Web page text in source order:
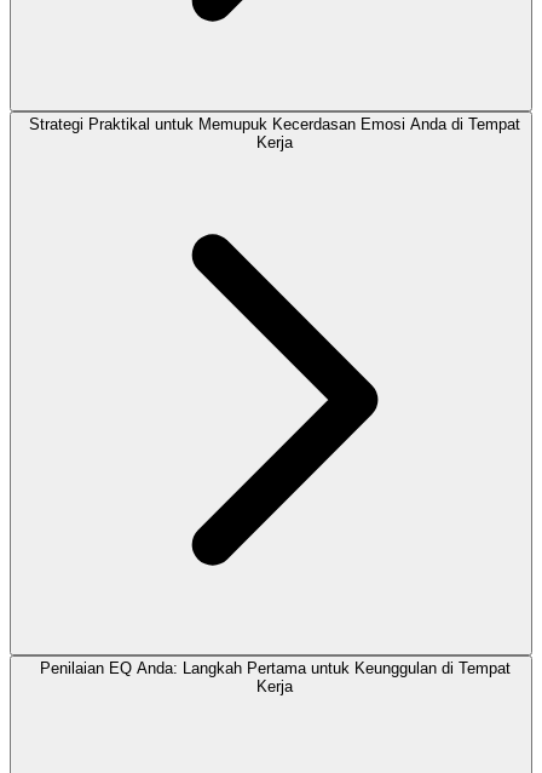
Strategi Praktikal untuk Memupuk Kecerdasan Emosi Anda di Tempat
Kerja
Penilaian EQ Anda: Langkah Pertama untuk Keunggulan di Tempat
Kerja